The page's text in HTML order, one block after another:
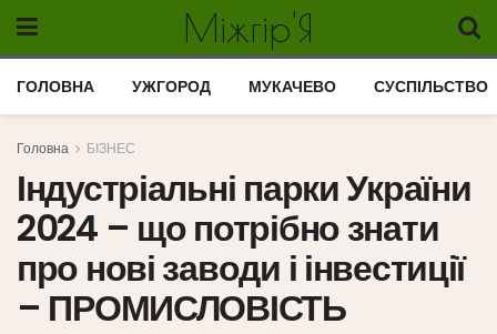
Міжгір'Я
ГОЛОВНА УЖГОРОД МУКАЧЕВО СУСПІЛЬСТВО
Головна БІЗНЕС
Індустріальні парки України
2024 – що потрібно знати
про нові заводи і інвестиції
– ПРОМИСЛОВІСТЬ